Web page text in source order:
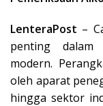
LenteraPost –
penting dalam
modern.
oleh aparat
hingga sektor